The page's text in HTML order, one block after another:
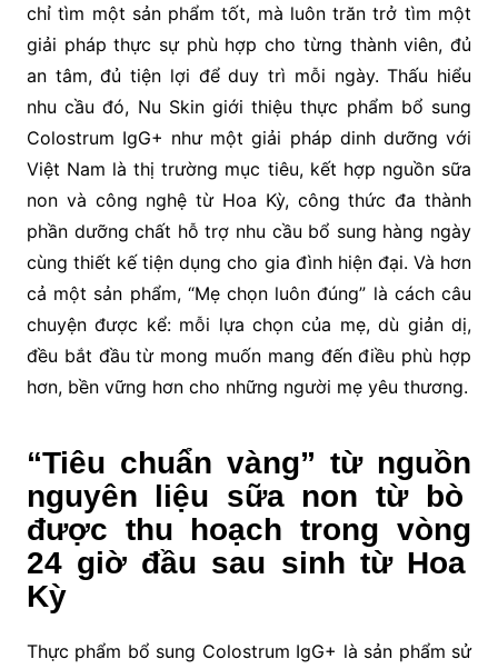
chỉ tìm một sản phẩm tốt, mà luôn trăn trở tìm một
giải pháp thực sự phù hợp cho từng thành viên, đủ
an tâm, đủ tiện lợi để duy trì mỗi ngày. Thấu hiểu
nhu cầu đó, Nu Skin giới thiệu thực phẩm bổ sung
Colostrum IgG+ như một giải pháp dinh dưỡng với
Việt Nam là thị trường mục tiêu, kết hợp nguồn sữa
non và công nghệ từ Hoa Kỳ, công thức đa thành
phần dưỡng chất hỗ trợ nhu cầu bổ sung hàng ngày
cùng thiết kế tiện dụng cho gia đình hiện đại. Và hơn
cả một sản phẩm, “Mẹ chọn luôn đúng” là cách câu
chuyện được kể: mỗi lựa chọn của mẹ, dù giản dị,
đều bắt đầu từ mong muốn mang đến điều phù hợp
hơn, bền vững hơn cho những người mẹ yêu thương.
“Tiêu chuẩn vàng” từ nguồn
nguyên liệu sữa non từ bò
được thu hoạch trong vòng
24 giờ đầu sau sinh từHoa
Kỳ
Thực phẩm bổ sung Colostrum IgG+ là sản phẩm sử